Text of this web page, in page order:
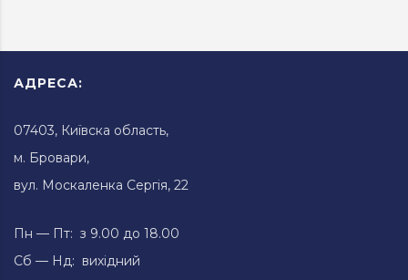
АДРЕСА:
07403, Київска область,
м. Бровари,
вул. Москаленка Сергія, 22
Пн — Пт: з 9.00 до 18.00
Сб — Нд: вихідний